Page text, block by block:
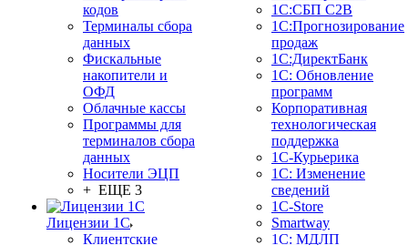
кодов
Терминалы сбора
данных
Фискальные
накопители и
ОФД
Облачные кассы
Программы для
терминалов сбора
данных
Носители ЭЦП
+ ЕЩЕ 3
Лицензии 1С
Клиентские
1С:СБП C2B
1С:Прогнозирование
продаж
1С:ДиректБанк
1С: Обновление
программ
Корпоративная
технологическая
поддержка
1С-Курьерика
1С: Изменение
сведений
1C-Store
Smartway
1С: МДЛП